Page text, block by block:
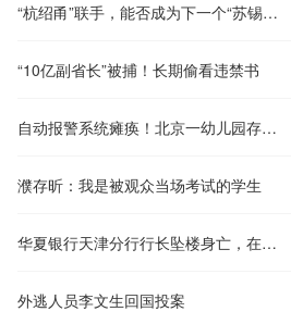
“杭绍甬”联手，能否成为下一个“苏锡常”？
“10亿副省长”被捕！长期偷看违禁书
自动报警系统瘫痪！北京一幼儿园存重大火灾隐患
濮存昕：我是被观众当场考试的学生
华夏银行天津分行行长坠楼身亡，在任刚满三年
外逃人员李文生回国投案